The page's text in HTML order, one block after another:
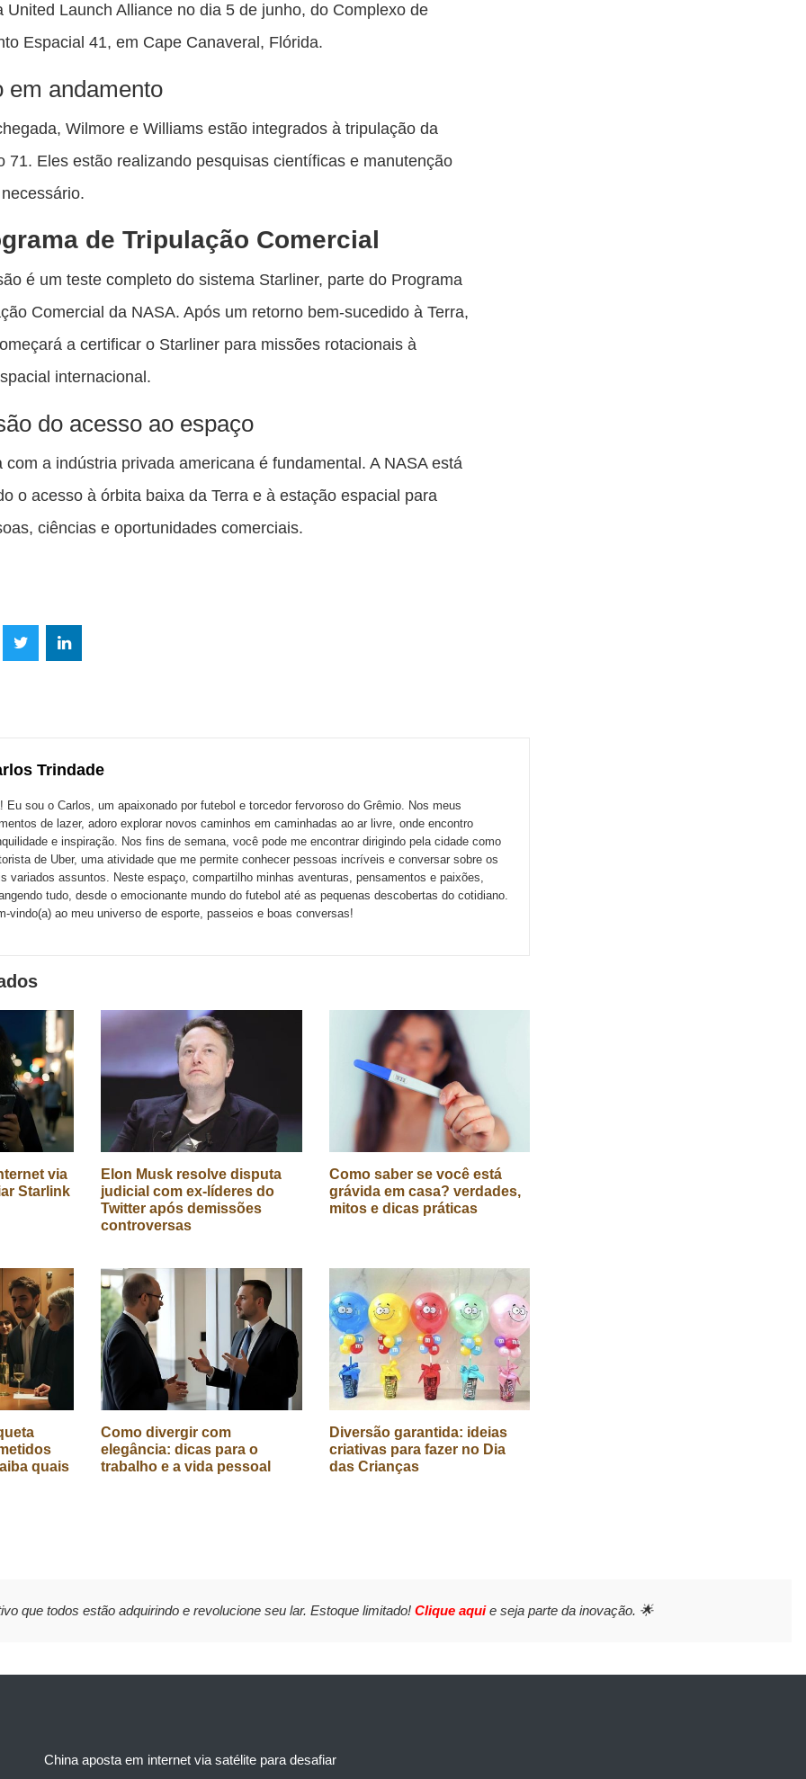
United Launch Alliance no dia 5 de junho, do Complexo de
Espacial 41, em Cape Canaveral, Flórida.
em andamento
Wilmore e Williams estão integrados à tripulação da
71. Eles estão realizando pesquisas científicas e manutenção
de Tripulação Comercial
é um teste completo do sistema Starliner, parte do Programa
Comercial da NASA. Após um retorno bem-sucedido à Terra,
a certificar o Starliner para missões rotacionais à
internacional.
do acesso ao espaço
com a indústria privada americana é fundamental. A NASA está
o acesso à órbita baixa da Terra e à estação espacial para
ciências e oportunidades comerciais.
Trindade
Eu sou o Carlos, um apaixonado por futebol e torcedor fervoroso do Grêmio. Nos meus
de lazer, adoro explorar novos caminhos em caminhadas ao ar livre, onde encontro
e inspiração. Nos fins de semana, você pode me encontrar dirigindo pela cidade como
de Uber, uma atividade que me permite conhecer pessoas incríveis e conversar sobre os
variados assuntos. Neste espaço, compartilho minhas aventuras, pensamentos e paixões,
tudo, desde o emocionante mundo do futebol até as pequenas descobertas do cotidiano.
vindo(a) ao meu universo de esporte, passeios e boas conversas!
via
Starlink
Elon Musk resolve disputa
judicial com ex-líderes do
Twitter após demissões
controversas
Como saber se você está
grávida em casa? verdades,
mitos e dicas práticas
quais
Como divergir com
elegância: dicas para o
trabalho e a vida pessoal
Diversão garantida: ideias
criativas para fazer no Dia
das Crianças
que todos estão adquirindo e revolucione seu lar. Estoque limitado! Clique aquie seja parte da inovação. 🌟
China aposta em internet via satélite para desafiar